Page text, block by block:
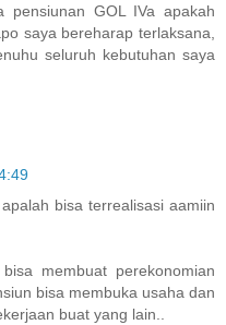
GOL IVa apakah
saya bereharap terlaksana,
seluruh kebutuhan saya
bisa terrealisasi aamiin
membuat perekonomian
bisa membuka usaha dan
buat yang lain..